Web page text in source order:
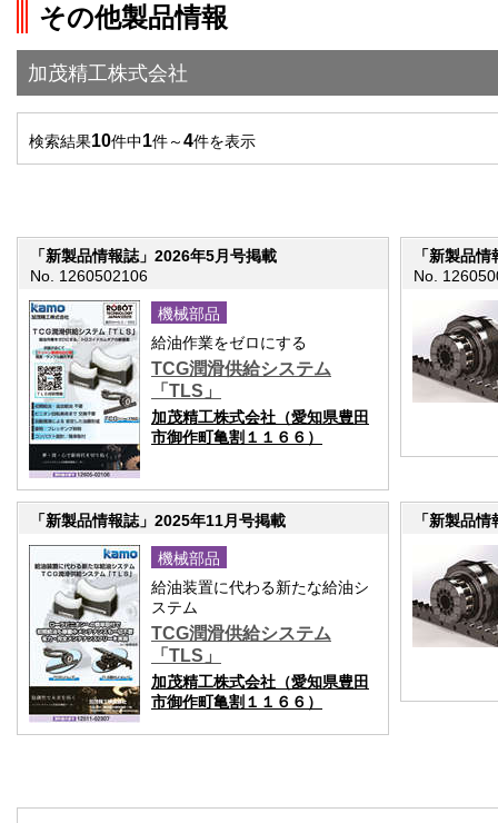
その他製品情報
加茂精工株式会社
検索結果10件中1件～4件を表示
「新製品情報誌」2026年5月号掲載
No. 1260502106
機械部品
給油作業をゼロにする
TCG潤滑供給システム
「TLS」
加茂精工株式会社（愛知県豊田
市御作町亀割１１６６）
「新製品
No.
「新製品情報誌」2025年11月号掲載
機械部品
給油装置に代わる新たな給油シ
ステム
TCG潤滑供給システム
「TLS」
加茂精工株式会社（愛知県豊田
市御作町亀割１１６６）
「新製品